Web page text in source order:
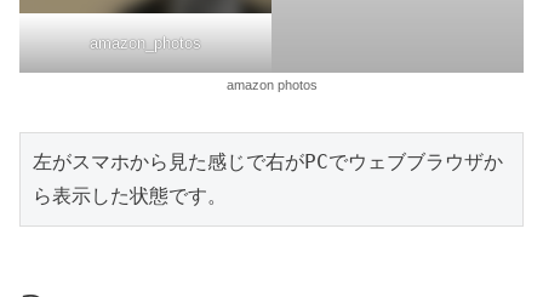
amazon_photos
amazon photos
左がスマホから見た感じで右がPCでウェブブラウザか
ら表示した状態です。